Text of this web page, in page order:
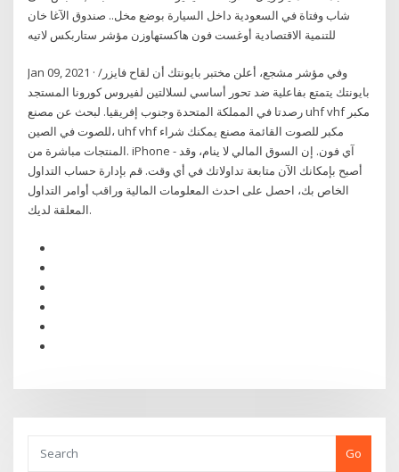
شاب وفتاة في السعودية داخل السيارة بوضع مخل.. صندوق الآغا خان
للتنمية الاقتصادية أوغست فون هاكستهاوزن مؤشر ستاربكس لاتيه
Jan 09, 2021 · وفي مؤشر مشجع، أعلن مختبر بايونتك أن لقاح فايزر/
بايونتك يتمتع بفاعلية ضد تحور أساسي لسلالتين لفيروس كورونا المستجد
رصدتا في المملكة المتحدة وجنوب إفريقيا. لبحث عن مصنع uhf vhf مكبر
للصوت في الصين، uhf vhf مكبر للصوت القائمة مصنع يمكنك شراء
المنتجات مباشرة من. iPhone - آي فون. إن السوق المالي لا ينام، وقد
أصبح بإمكانك الآن متابعة تداولاتك في أي وقت. قم بإدارة حساب التداول
الخاص بك، احصل على احدث المعلومات المالية وراقب أوامر التداول
المعلقة لديك.
Go